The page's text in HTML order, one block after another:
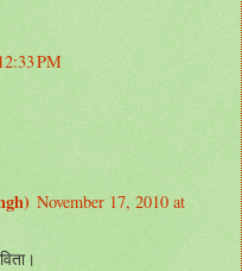
PM
November 17, 2010 at